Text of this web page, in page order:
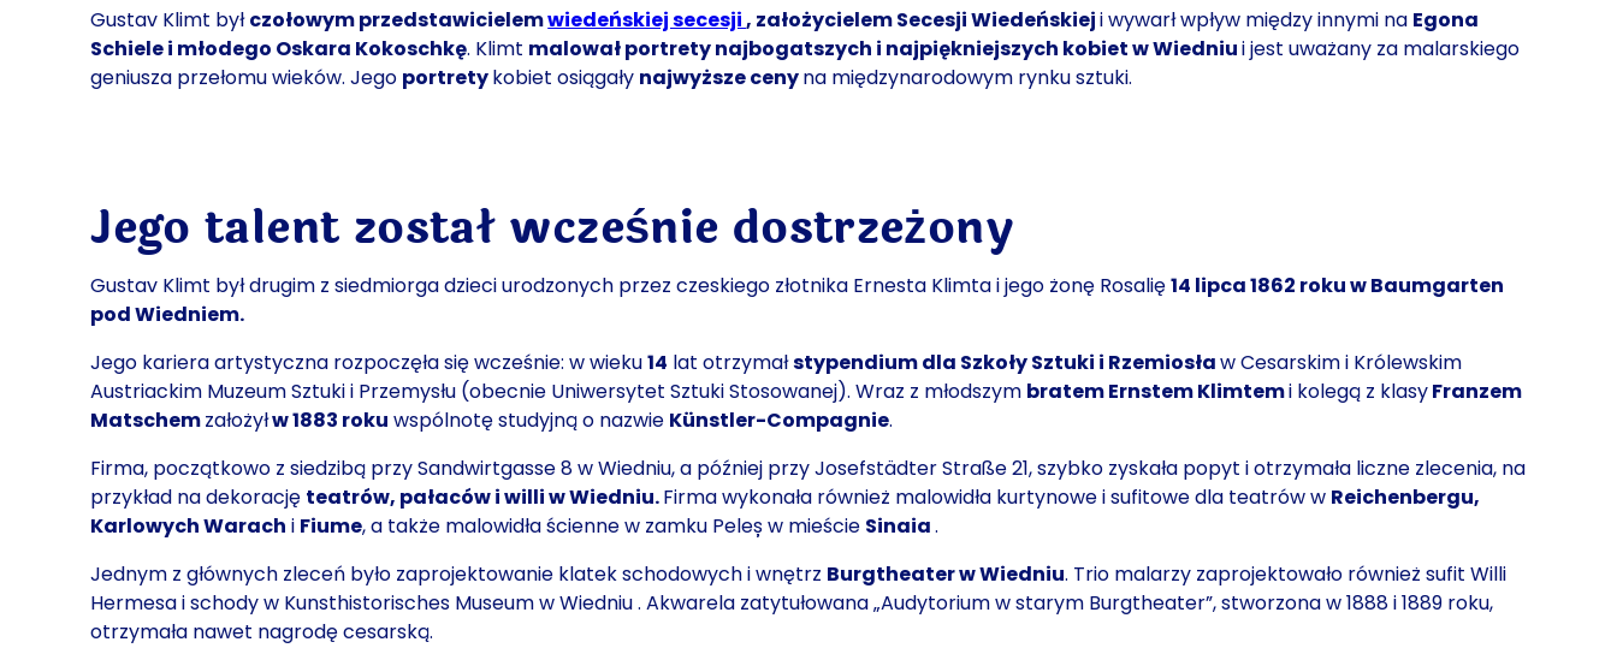
Gustav Klimt byłczołowym przedstawicielemwiedeńskiej secesji, założycielem Secesji Wiedeńskieji wywarł wpływ między innymi na Egona
Schiele i młodego Oskara Kokoschkę. Klimt malował portrety najbogatszych i najpiękniejszych kobiet w Wiedniui jest uważany za malarskiego
geniusza przełomu wieków. Jego portretykobiet osiągały najwyższe cenyna międzynarodowym rynku sztuki.
Jego talent został wcześnie dostrzeżony
Gustav Klimt był drugim z siedmiorga dzieci urodzonych przez czeskiego złotnika Ernesta Klimta i jego żonę Rosalię14 lipca 1862 roku w Baumgarten
pod Wiedniem.
Jego kariera artystyczna rozpoczęła się wcześnie: w wieku14 lat otrzymałstypendium dla Szkoły Sztuki i Rzemiosław Cesarskim i Królewskim
Austriackim Muzeum Sztuki i Przemysłu (obecnie Uniwersytet Sztuki Stosowanej). Wraz z młodszym bratem Ernstem Klimtemi kolegą z klasyFranzem
Matschemzałożyłw 1883 roku wspólnotę studyjną o nazwie Künstler-Compagnie.
Firma, początkowo z siedzibą przy Sandwirtgasse 8 w Wiedniu, a później przy Josefstädter Straße 21, szybko zyskała popyt i otrzymała liczne zlecenia, na
przykład na dekorację teatrów, pałaców i willi w Wiedniu.Firma wykonała również malowidła kurtynowe i sufitowe dla teatrów w Reichenbergu,
Karlowych Warach i Fiume, a także malowidła ścienne w zamku Peleș w mieście Sinaia.
Jednym z głównych zleceń było zaprojektowanie klatek schodowych i wnętrz Burgtheater w Wiedniu. Trio malarzy zaprojektowało również sufit Willi
Hermesa ischody w Kunsthistorisches Museum w Wiedniu. Akwarela zatytułowana „Audytorium w starym Burgtheater”, stworzona w 1888 i 1889 roku,
otrzymała nawet nagrodę cesarską.